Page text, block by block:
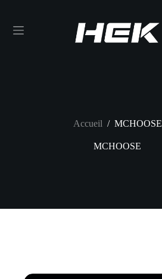
Accueil / MCHOOSE
MCHOOSE